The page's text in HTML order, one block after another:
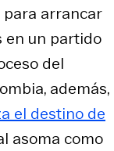
arrancar
en un partido
del
además,
el destino de
asoma como